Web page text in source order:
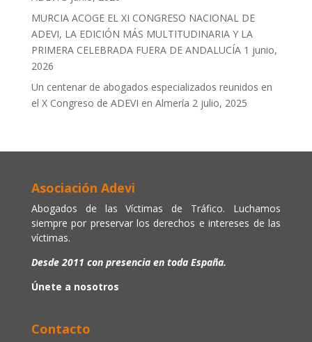
MURCIA ACOGE EL XI CONGRESO NACIONAL DE
ADEVI, LA EDICIÓN MÁS MULTITUDINARIA Y LA
PRIMERA CELEBRADA FUERA DE ANDALUCÍA 1 junio,
2026
Un centenar de abogados especializados reunidos en
el X Congreso de ADEVI en Almería 2 julio, 2025
Asociación Adevi
Abogados de las Víctimas de Tráfico. Luchamos
siempre por preservar los derechos e intereses de las
víctimas.
Desde 2011 con presencia en toda España.
Únete a nosotros
Contacto